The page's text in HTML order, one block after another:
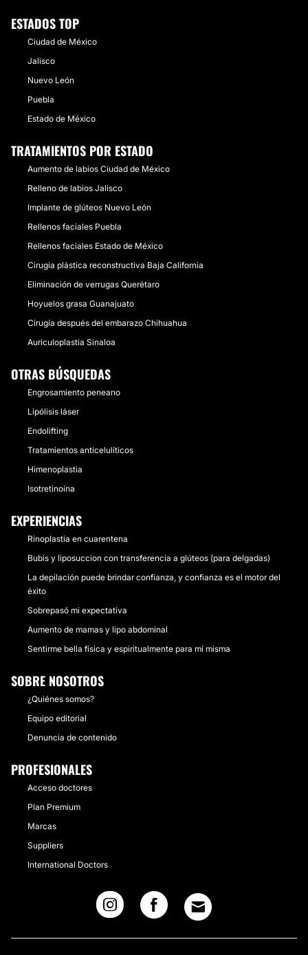
ESTADOS TOP
Ciudad de México
Jalisco
Nuevo León
Puebla
Estado de México
TRATAMIENTOS POR ESTADO
Aumento de labios Ciudad de México
Relleno de labios Jalisco
Implante de glúteos Nuevo León
Rellenos faciales Puebla
Rellenos faciales Estado de México
Cirugía plástica reconstructiva Baja California
Eliminación de verrugas Querétaro
Hoyuelos grasa Guanajuato
Cirugía después del embarazo Chihuahua
Auriculoplastia Sinaloa
OTRAS BÚSQUEDAS
Engrosamiento peneano
Lipólisis láser
Endolifting
Tratamientos anticelulíticos
Himenoplastia
Isotretinoína
EXPERIENCIAS
Rinoplastia en cuarentena
Bubis y liposuccion con transferencia a glúteos (para delgadas)
La depilación puede brindar confianza, y confianza es el motor del
éxito
Sobrepasó mi expectativa
Aumento de mamas y lipo abdominal
Sentirme bella física y espiritualmente para mí misma
SOBRE NOSOTROS
¿Quiénes somos?
Equipo editorial
Denuncia de contenido
PROFESIONALES
Acceso doctores
Plan Premium
Marcas
Suppliers
International Doctors